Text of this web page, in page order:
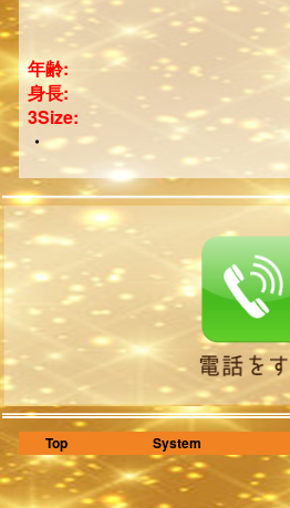
年齢:
身長:
3Size:
・
Top System